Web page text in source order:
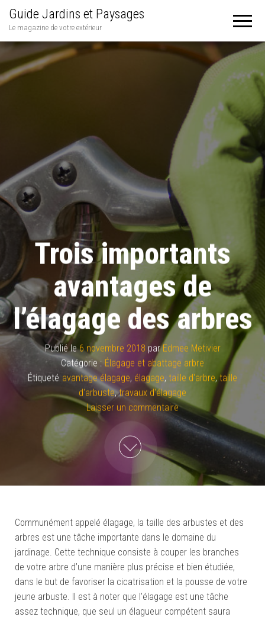
Guide Jardins et Paysages
Le magazine de votre extérieur
Trois importants
avantages de
l’élagage des arbres
Publié le6 novembre 2018 parEdmee Metivier
Catégorie : Élagage et abattage arbre
Étiqueté avantage élagage, élagage, taille d'arbre,taille
d'arbuste,travaux d'élagage
Laisser un commentaire
Communément appelé élagage, la taille des arbustes et des
arbres est une tâche importante dans le domaine du
jardinage. Cette technique consiste à couper les branches
de votre arbre d’une manière plus précise et bien étudiée,
dans le but de favoriser la cicatrisation et la pousse de votre
jeune arbuste. Il est à noter que l’élagage est une tâche
assez technique, que seul un élagueur compétent saura